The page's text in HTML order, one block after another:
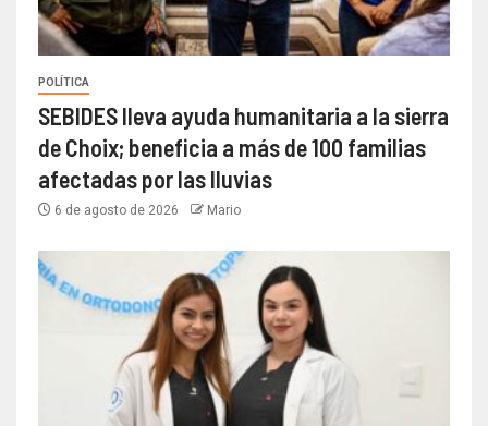
POLÍTICA
SEBIDES lleva ayuda humanitaria a la sierra
de Choix; beneficia a más de 100 familias
afectadas por las lluvias
6 de agosto de 2026 Mario